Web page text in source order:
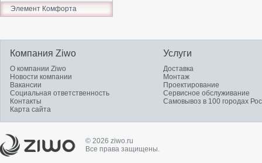
Элемент Комфорта
Компания Ziwo
О компании Ziwo
Новости компании
Вакансии
Социальная ответственность
Контакты
Карта сайта
Услуги
Доставка
Монтаж
Проектирование
Сервисное обслуживание
Самовывоз в 100 городах
© 2026 ziwo.ru
Все права защищены.